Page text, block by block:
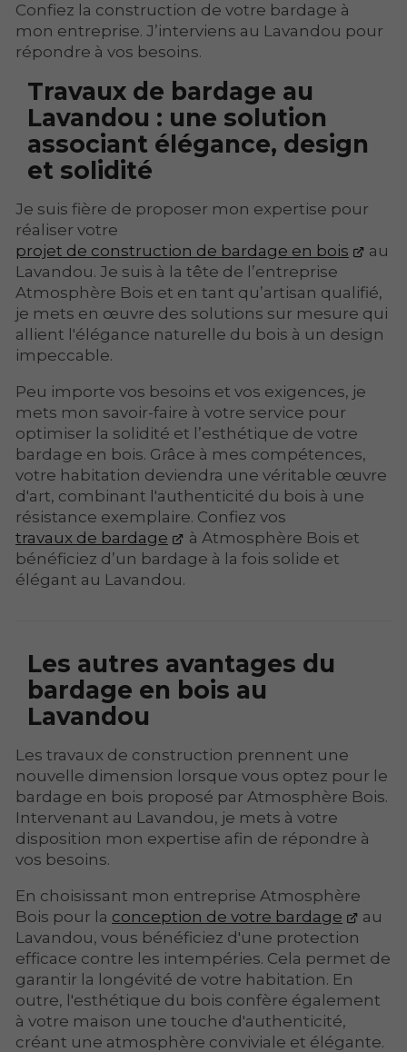
Confiez la construction de votre bardage à
mon entreprise. J’interviens au Lavandou pour
répondre à vos besoins.
Travaux de bardage au
Lavandou : une solution
associant élégance, design
et solidité
Je suis fière de proposer mon expertise pour
réaliser votre
projet de construction de bardage en bois
au
Lavandou. Je suis à la tête de l’entreprise
Atmosphère Bois et en tant qu’artisan qualifié,
je mets en œuvre des solutions sur mesure qui
allient l'élégance naturelle du bois à un design
impeccable.
Peu importe vos besoins et vos exigences, je
mets mon savoir-faire à votre service pour
optimiser la solidité et l’esthétique de votre
bardage en bois. Grâce à mes compétences,
votre habitation deviendra une véritable œuvre
d'art, combinant l'authenticité du bois à une
résistance exemplaire. Confiez vos
travaux de bardage
à Atmosphère Bois et
bénéficiez d’un bardage à la fois solide et
élégant au Lavandou.
Les autres avantages du
bardage en bois au
Lavandou
Les travaux de construction prennent une
nouvelle dimension lorsque vous optez pour le
bardage en bois proposé par Atmosphère Bois.
Intervenant au Lavandou, je mets à votre
disposition mon expertise afin de répondre à
vos besoins.
En choisissant mon entreprise Atmosphère
Bois pour la conception de votre bardage
au
Lavandou, vous bénéficiez d'une protection
efficace contre les intempéries. Cela permet de
garantir la longévité de votre habitation. En
outre, l'esthétique du bois confère également
à votre maison une touche d'authenticité,
créant une atmosphère conviviale et élégante.